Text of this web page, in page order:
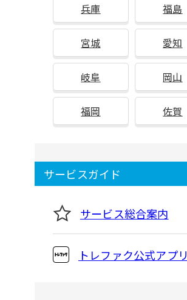
兵庫 福島
宮城 愛知
岐阜 岡山
福岡 佐賀
サービスガイド
サービス総合案内
トレファク公式アプリ